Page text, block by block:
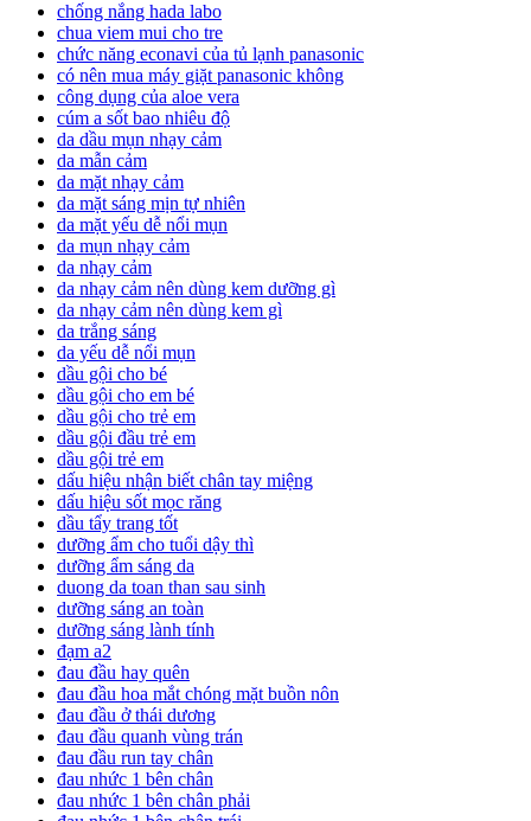
chống nắng hada labo
chua viem mui cho tre
chức năng econavi của tủ lạnh panasonic
có nên mua máy giặt panasonic không
công dụng của aloe vera
cúm a sốt bao nhiêu độ
da dầu mụn nhạy cảm
da mẫn cảm
da mặt nhạy cảm
da mặt sáng mịn tự nhiên
da mặt yếu dễ nổi mụn
da mụn nhạy cảm
da nhạy cảm
da nhạy cảm nên dùng kem dưỡng gì
da nhạy cảm nên dùng kem gì
da trắng sáng
da yếu dễ nổi mụn
dầu gội cho bé
dầu gội cho em bé
dầu gội cho trẻ em
dầu gội đầu trẻ em
dầu gội trẻ em
dấu hiệu nhận biết chân tay miệng
dấu hiệu sốt mọc răng
dầu tẩy trang tốt
dưỡng ẩm cho tuổi dậy thì
dưỡng ẩm sáng da
duong da toan than sau sinh
dưỡng sáng an toàn
dưỡng sáng lành tính
đạm a2
đau đầu hay quên
đau đầu hoa mắt chóng mặt buồn nôn
đau đầu ở thái dương
đau đầu quanh vùng trán
đau đầu run tay chân
đau nhức 1 bên chân
đau nhức 1 bên chân phải